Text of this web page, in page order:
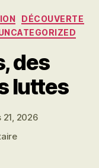
DÉCOUVERTE
des
luttes
21, 2026
sur